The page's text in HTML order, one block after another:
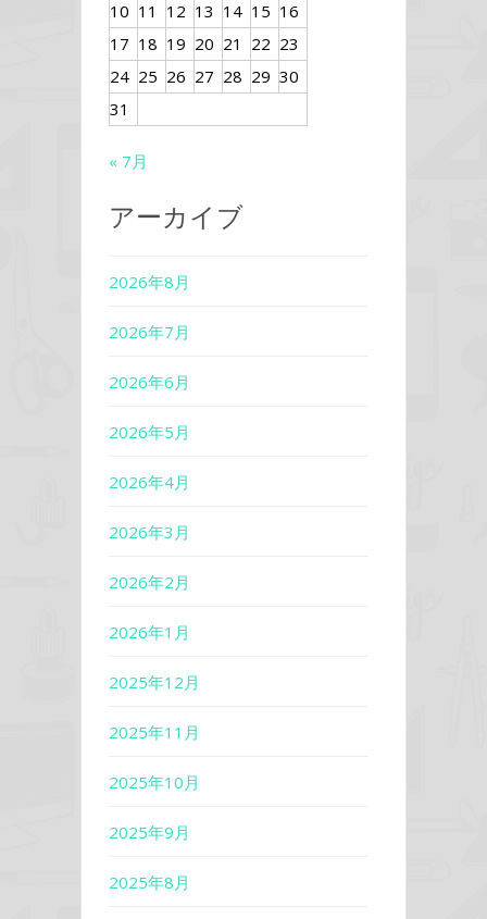
10 11 12 13 14 15 16
17 18 19 20 21 22 23
24 25 26 27 28 29 30
31
« 7月
アーカイブ
2026年8月
2026年7月
2026年6月
2026年5月
2026年4月
2026年3月
2026年2月
2026年1月
2025年12月
2025年11月
2025年10月
2025年9月
2025年8月